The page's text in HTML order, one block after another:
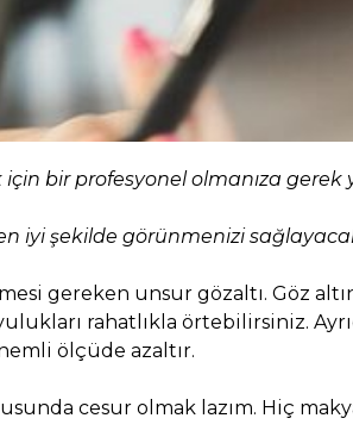
bir profesyonel olmanıza gerek
iyi şekilde görünmenizi
gereken unsur gözaltı. Göz
rahatlıkla örtebilirsiniz.
ölçüde azaltır.
cesur olmak lazım. Hiç